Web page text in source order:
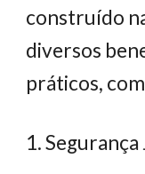
construído
diversos
práticos,
1.